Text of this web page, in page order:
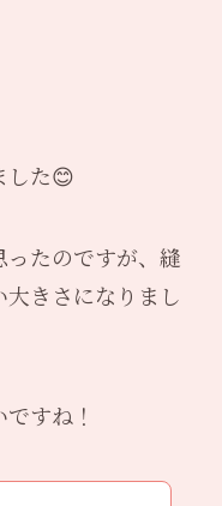
した😊
たのですが、縫
きさになりまし
すね！